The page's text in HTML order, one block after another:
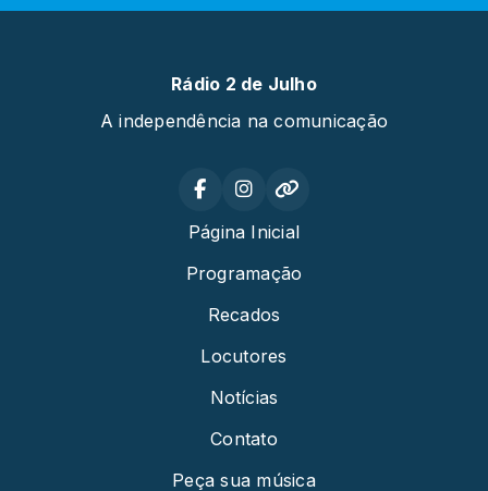
Rádio 2 de Julho
A independência na comunicação
Página Inicial
Programação
Recados
Locutores
Notícias
Contato
Peça sua música